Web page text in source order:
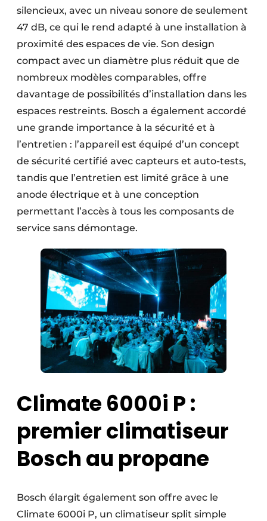
silencieux, avec un niveau sonore de seulement
47 dB, ce qui le rend adapté à une installation à
proximité des espaces de vie. Son design
compact avec un diamètre plus réduit que de
nombreux modèles comparables, offre
davantage de possibilités d’installation dans les
espaces restreints. Bosch a également accordé
une grande importance à la sécurité et à
l’entretien : l’appareil est équipé d’un concept
de sécurité certifié avec capteurs et auto-tests,
tandis que l’entretien est limité grâce à une
anode électrique et à une conception
permettant l’accès à tous les composants de
service sans démontage.
Climate 6000i P :
premier climatiseur
Bosch au propane
Bosch élargit également son offre avec le
Climate 6000i P, un climatiseur split simple